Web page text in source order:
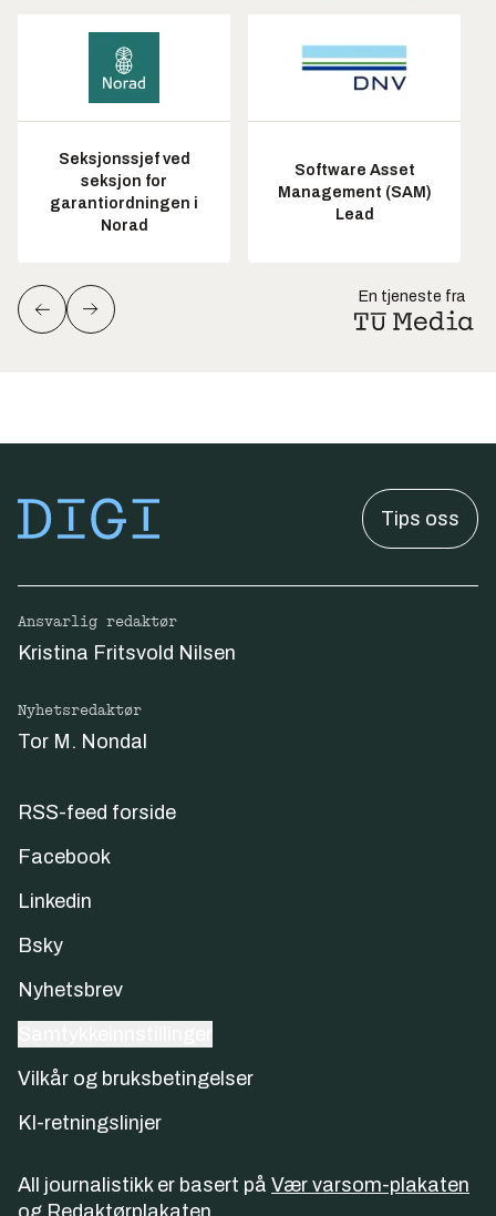
Seksjonssjef ved
seksjon for
garantiordningen i
Norad
Software Asset
Management (SAM)
Lead
En tjeneste fra
Tips oss
Ansvarlig redaktør
Kristina Fritsvold Nilsen
Nyhetsredaktør
Tor M. Nondal
RSS-feed forside
Facebook
Linkedin
Bsky
Nyhetsbrev
Vilkår og bruksbetingelser
KI-retningslinjer
All journalistikk er basert på Vær varsom-plakaten